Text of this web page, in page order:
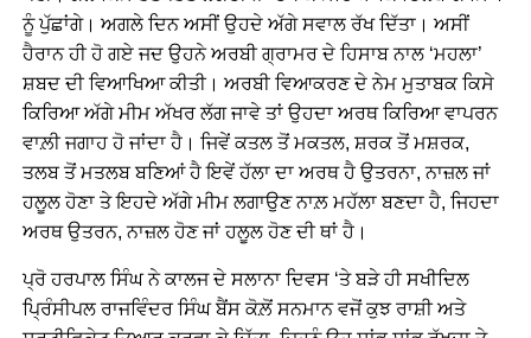
ਨੂੰ ਪੁੱਛਾਂਗੇ। ਅਗਲੇ ਦਿਨ ਅਸੀਂ ਉਹਦੇ ਅੱਗੇ ਸਵਾਲ ਰੱਖ ਦਿੱਤਾ। ਅਸੀਂ
ਹੈਰਾਨ ਹੀ ਹੋ ਗਏ ਜਦ ਉਹਨੇ ਅਰਬੀ ਗ੍ਰਾਮਰ ਦੇ ਹਿਸਾਬ ਨਾਲ ‘ਮਹਲਾ’
ਸ਼ਬਦ ਦੀ ਵਿਆਖਿਆ ਕੀਤੀ। ਅਰਬੀ ਵਿਆਕਰਣ ਦੇ ਨੇਮ ਮੁਤਾਬਕ ਕਿਸੇ
ਕਿਰਿਆ ਅੱਗੇ ਮੀਮ ਅੱਖਰ ਲੱਗ ਜਾਵੇ ਤਾਂ ਉਹਦਾ ਅਰਥ ਕਿਰਿਆ ਵਾਪਰਨ
ਵਾਲ਼ੀ ਜਗਾਹ ਹੋ ਜਾਂਦਾ ਹੈ। ਜਿਵੇਂ ਕਤਲ ਤੋਂ ਮਕਤਲ, ਸ਼ਰਕ ਤੋਂ ਮਸ਼ਰਕ,
ਤਲਬ ਤੋਂ ਮਤਲਬ ਬਣਿਆਂ ਹੈ ਇਵੇਂ ਹੱਲਾ ਦਾ ਅਰਥ ਹੈ ਉਤਰਨਾ, ਨਾਜ਼ਲ ਜਾਂ
ਹਲੂਲ ਹੋਣਾ ਤੇ ਇਹਦੇ ਅੱਗੇ ਮੀਮ ਲਗਾਉਣ ਨਾਲ਼ ਮਹੱਲਾ ਬਣਦਾ ਹੈ, ਜਿਹਦਾ
ਅਰਥ ਉਤਰਨ, ਨਾਜ਼ਲ ਹੋਣ ਜਾਂ ਹਲੂਲ ਹੋਣ ਦੀ ਥਾਂ ਹੈ।
ਪ੍ਰੋ ਹਰਪਾਲ ਸਿੰਘ ਨੇ ਕਾਲਜ ਦੇ ਸਲਾਨਾ ਦਿਵਸ ‘ਤੇ ਬੜੇ ਹੀ ਸਖੀਦਿਲ
ਪ੍ਰਿੰਸੀਪਲ ਰਾਜਵਿੰਦਰ ਸਿੰਘ ਬੈਂਸ ਕੋਲ਼ੋਂ ਸਨਮਾਨ ਵਜੋਂ ਕੁਝ ਰਾਸ਼ੀ ਅਤੇ